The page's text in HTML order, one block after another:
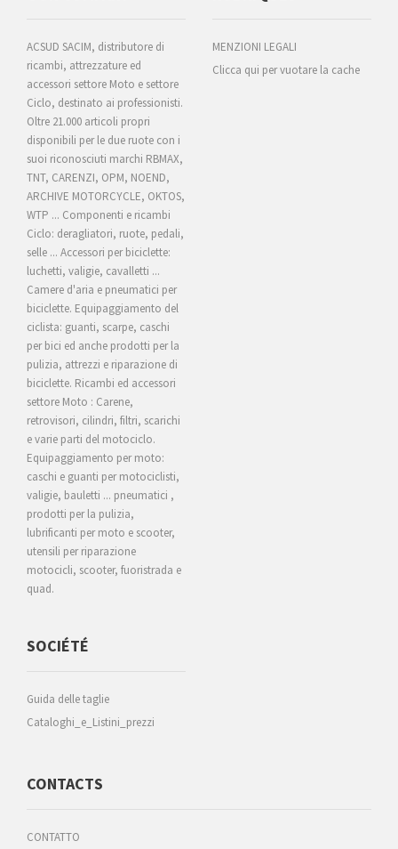
ACSUD SACIM, distributore di
ricambi, attrezzature ed
accessori settore Moto e settore
Ciclo, destinato ai professionisti.
Oltre 21.000 articoli propri
disponibili per le due ruote con i
suoi riconosciuti marchi RBMAX,
TNT, CARENZI, OPM, NOEND,
ARCHIVE MOTORCYCLE, OKTOS,
WTP ... Componenti e ricambi
Ciclo: deragliatori, ruote, pedali,
selle ... Accessori per biciclette:
luchetti, valigie, cavalletti ...
Camere d'aria e pneumatici per
biciclette. Equipaggiamento del
ciclista: guanti, scarpe, caschi
per bici ed anche prodotti per la
pulizia, attrezzi e riparazione di
biciclette. Ricambi ed accessori
settore Moto : Carene,
retrovisori, cilindri, filtri, scarichi
e varie parti del motociclo.
Equipaggiamento per moto:
caschi e guanti per motociclisti,
valigie, bauletti ... pneumatici ,
prodotti per la pulizia,
lubrificanti per moto e scooter,
utensili per riparazione
motocicli, scooter, fuoristrada e
quad.
MENZIONI LEGALI
Clicca qui per vuotare la cache
SOCIÉTÉ
Guida delle taglie
Cataloghi_e_Listini_prezzi
CONTACTS
CONTATTO